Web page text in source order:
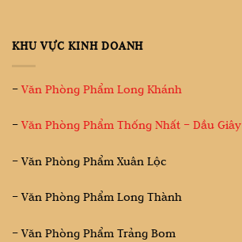
KHU VỰC KINH DOANH
–Văn Phòng Phẩm Long Khánh
–Văn Phòng Phẩm Thống Nhất – Dầu Giây
– Văn Phòng Phẩm Xuân Lộc
– Văn Phòng Phẩm Long Thành
– Văn Phòng Phẩm Trảng Bom